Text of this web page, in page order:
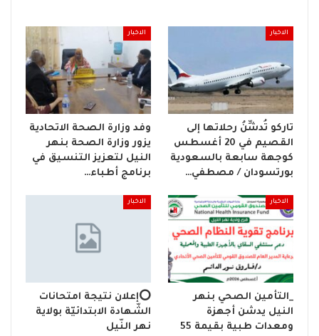
الاخبار
تاركو تُدشِّنُ رحلاتها إلى
القصيم في 20 أغسطس
كوجهة سابعة بالسعودية
بورتسودان / مصطفي…
الاخبار
وفد وزارة الصحة الاتحادية
يزور وزارة الصحة بنهر
النيل لتعزيز التنسيق في
برنامج أطباء…
الاخبار
_التأمين الصحي بنهر
النيل يدشن أجهزة
ومعدات طبية بقيمة 55
الاخبار
⭕إعلان نتيجة امتحانات
الشّهادة الابتدائيّة بولاية
نهر النّيل